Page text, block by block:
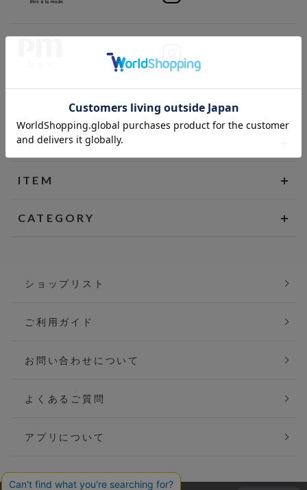
BRAND
ITEM
CATEGORY
ショップリスト
ご利用ガイド
お問い合わせについて
よくあるご質問
アプリについて